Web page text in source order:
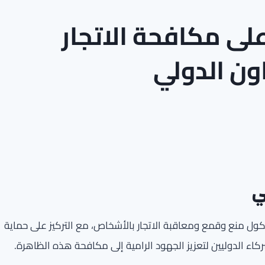
مكافحة الاتجار
الدولي
منع وقمع ومعاقبة الاتجار بالأشخاص، مع التركيز على حماية
الدوليين لتعزيز الجهود الرامية إلى مكافحة هذه الظاهرة.